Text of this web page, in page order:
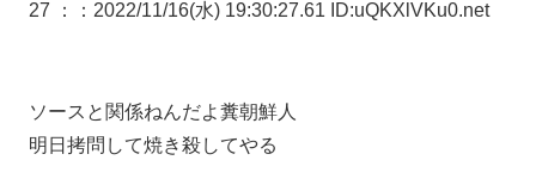
27 ： ：2022/11/16(水) 19:30:27.61 ID:uQKXlVKu0.net
ソースと関係ねんだよ糞朝鮮人
明日拷問して焼き殺してやる